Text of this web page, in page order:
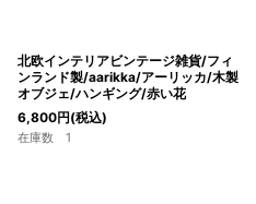
北欧インテリアビンテージ雑貨/フィ
ンランド製/aarikka/アーリッカ/木製
オブジェ/ハンギング/赤い花
6,800円(税込)
在庫数 1